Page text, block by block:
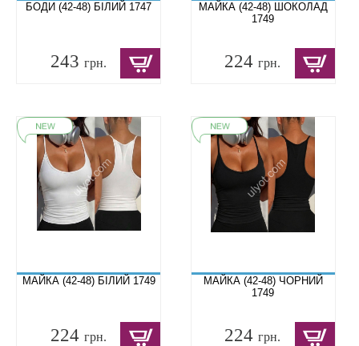
БОДИ (42-48) БІЛИЙ 1747
243 грн.
МАЙКА (42-48) ШОКОЛАД
1749
224грн.
МАЙКА (42-48) БІЛИЙ 1749
224 грн.
МАЙКА (42-48) ЧОРНИЙ
1749
224грн.